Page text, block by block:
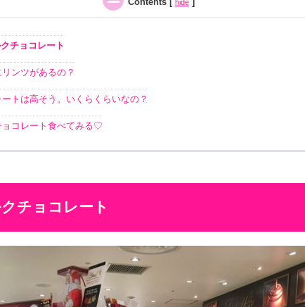
hide
チョコレート
ンツがあるの？
トは高そう。いくらくらいなの？
ョコレート食べてみる♡
チョコレート